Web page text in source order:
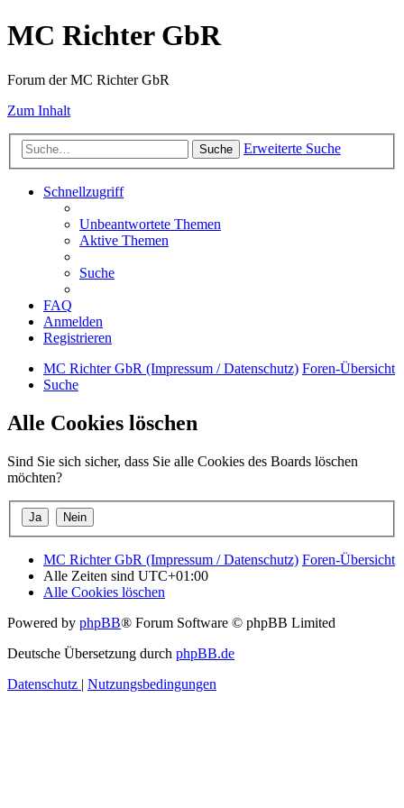
MC Richter GbR
Forum der MC Richter GbR
Zum Inhalt
Suche Erweiterte Suche
Schnellzugriff
Unbeantwortete Themen
Aktive Themen
Suche
FAQ
Anmelden
Registrieren
MC Richter GbR (Impressum / Datenschutz) Foren-Übersicht
Suche
Alle Cookies löschen
Sind Sie sich sicher, dass Sie alle Cookies des Boards löschen
möchten?
MC Richter GbR (Impressum / Datenschutz) Foren-Übersicht
Alle Zeiten sind UTC+01:00
Alle Cookies löschen
Powered by phpBB® Forum Software © phpBB Limited
Deutsche Übersetzung durch phpBB.de
Datenschutz | Nutzungsbedingungen